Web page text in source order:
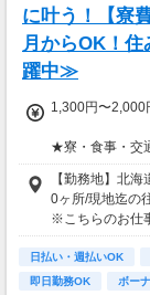
に叶う！【寮
月からOK！
躍中≫
1,300円〜2,000
★寮・食事・交
住み込みのお仕
す。
・寮費・光熱費
・食事無料
・往復交通費支
※勤務地による
【勤務地】北
0ヶ所/現地迄の
※こちらのお仕
募集となってお
なる場合がござ
カウンセリング
日払い・週払いOK
即日勤務OK
ボー